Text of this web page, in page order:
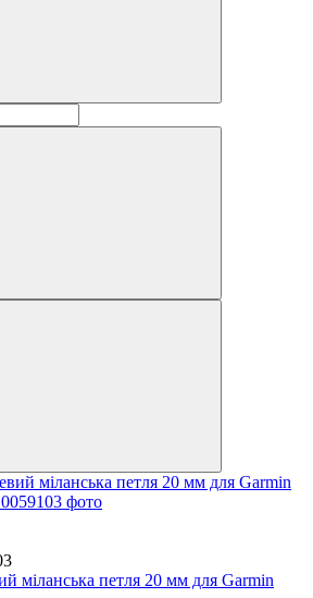
міланська петля 20 мм для Garmin